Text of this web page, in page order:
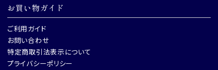
お買い物ガイド
ご利用ガイド
お問い合わせ
特定商取引法表示について
プライバシーポリシー